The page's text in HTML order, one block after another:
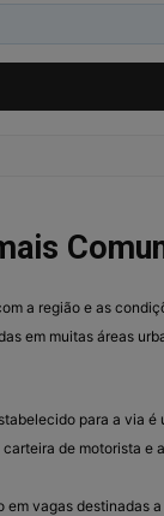
a região e as
em muitas áreas
para a via é
de motorista e
em vagas destinadas